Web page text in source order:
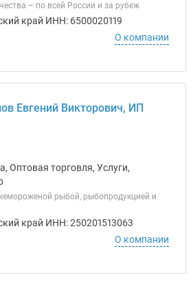
– по всей России и за рубеж
край ИНН: 6500020119
О компании
Евгений Викторович, ИП
Оптовая торговля, Услуги,
рыбой, рыбопродукцией и
край ИНН: 250201513063
О компании